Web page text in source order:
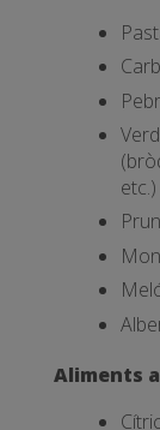
etc.)
Aliments